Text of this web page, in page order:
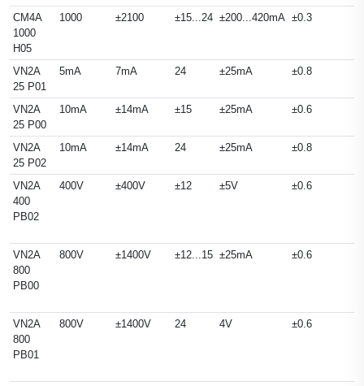
CM4A
1000
H05
1000 ±2100 ±15...24 ±200...420mA ±0.3
VN2A
25 P01
5mA 7mA 24 ±25mA ±0.8
VN2A
25 P00
10mA ±14mA ±15 ±25mA ±0.6
VN2A
25 P02
10mA ±14mA 24 ±25mA ±0.8
VN2A
400
PB02
400V ±400V ±12 ±5V ±0.6
VN2A
800
PB00
800V ±1400V ±12...15 ±25mA ±0.6
VN2A
800
PB01
800V ±1400V 24 4V ±0.6